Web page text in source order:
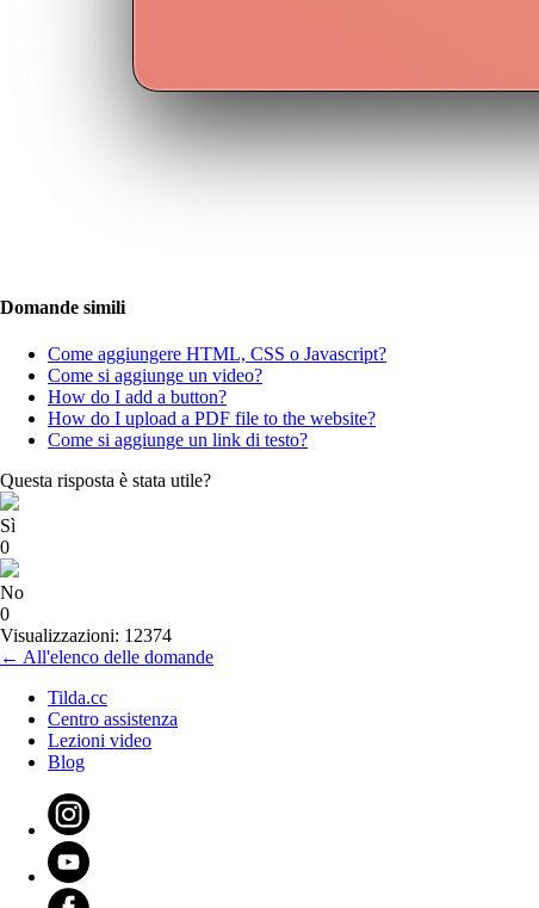
Domande simili
Come aggiungere HTML, CSS o Javascript?
Come si aggiunge un video?
How do I add a button?
How do I upload a PDF file to the website?
Come si aggiunge un link di testo?
Questa risposta è stata utile?
Sì
0
No
0
Visualizzazioni: 12374
← All'elenco delle domande
Tilda.cc
Centro assistenza
Lezioni video
Blog